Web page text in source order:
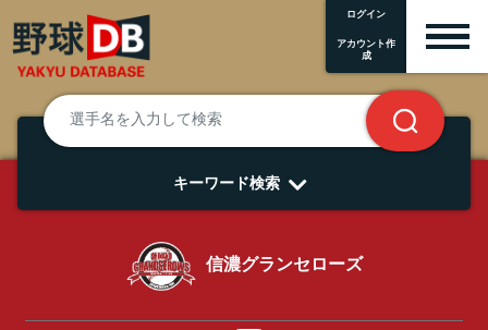
ログイン
アカウント作
成
キーワード検索
信濃グランセローズ